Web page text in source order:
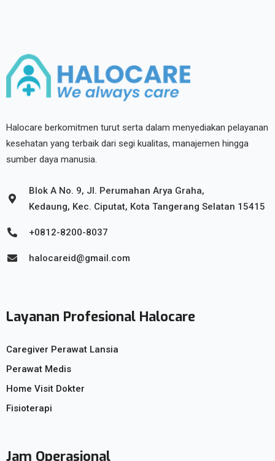
Halocare berkomitmen turut serta dalam menyediakan pelayanan
kesehatan yang terbaik dari segi kualitas, manajemen hingga
sumber daya manusia.
Blok A No. 9, Jl. Perumahan Arya Graha,
Kedaung, Kec. Ciputat, Kota Tangerang Selatan 15415
+0812-8200-8037
halocareid@gmail.com
Layanan Profesional Halocare
Caregiver Perawat Lansia
Perawat Medis
Home Visit Dokter
Fisioterapi
Jam Operasional